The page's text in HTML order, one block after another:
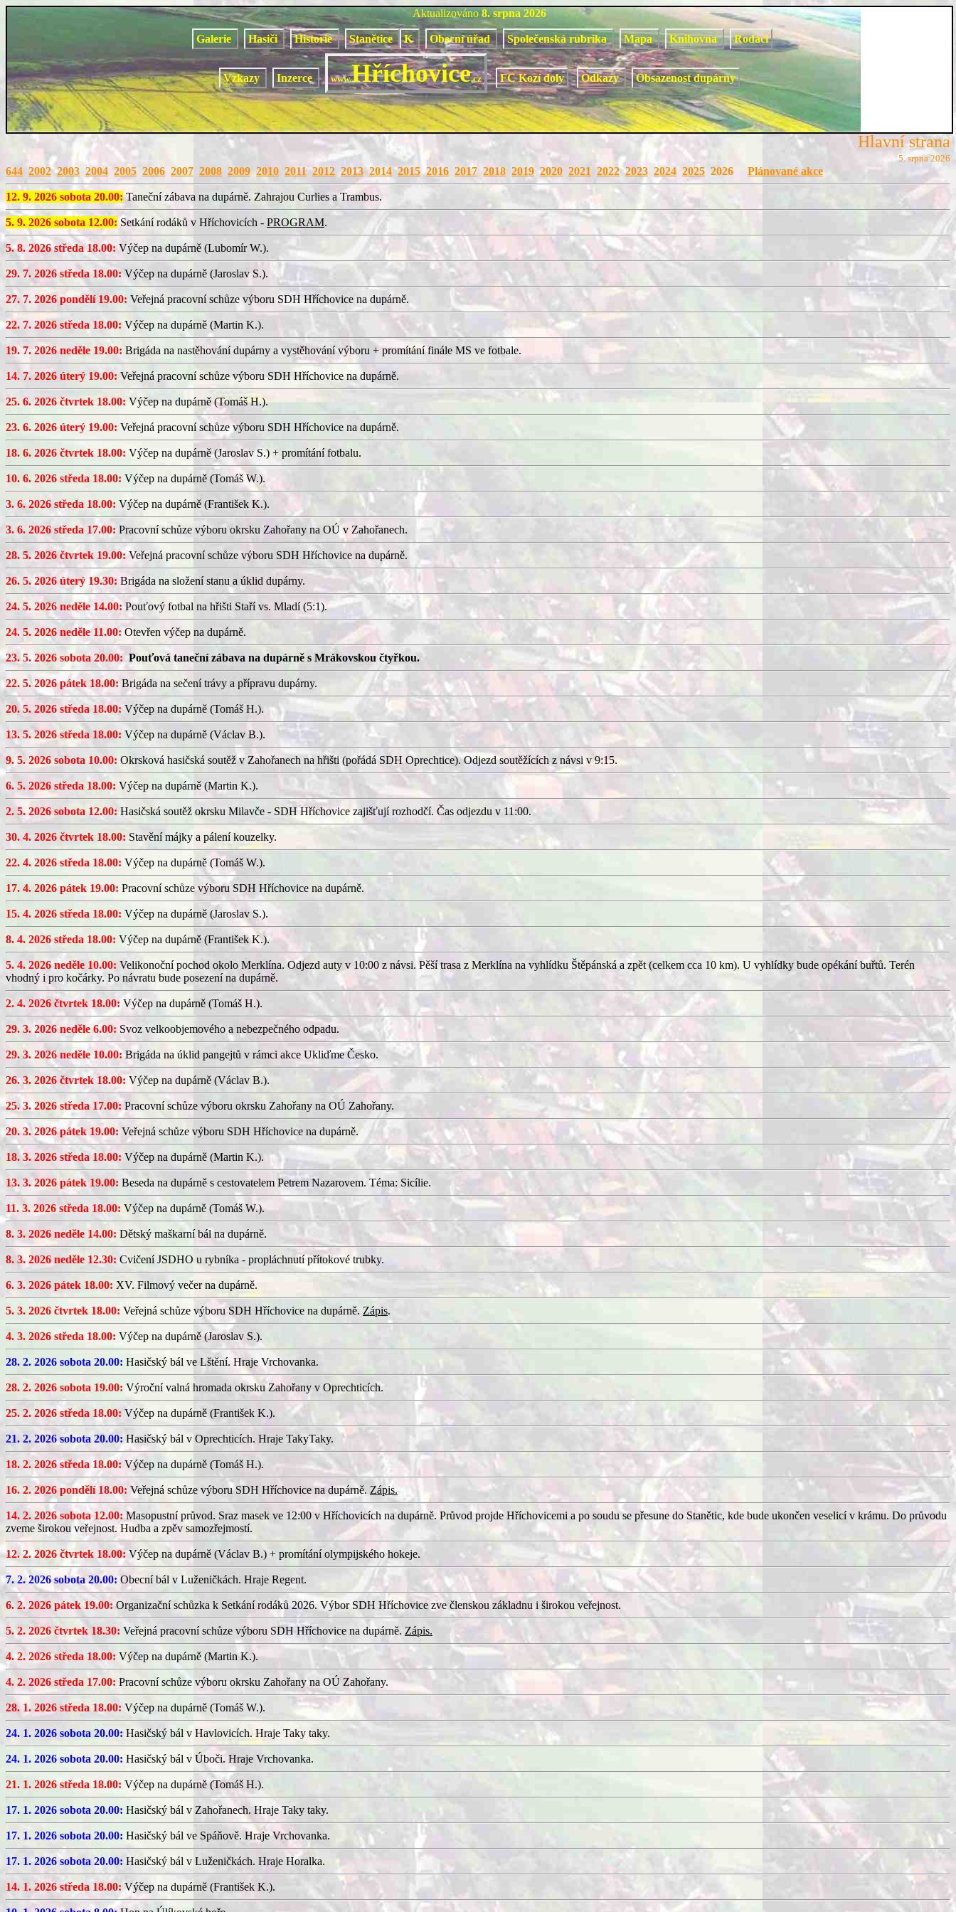
Aktualizováno 8. srpna 2026
Galerie Hasiči Historie Stanětice K Obecní úřad Společenská rubrika Mapa Knihovna Rodáci
Vzkazy Inzerce www.Hříchovice.cz FC Kozí doly Odkazy Obsazenost dupárny
Hlavní strana
5. srpna 2026
644 2002 2003 2004 2005 2006 2007 2008 2009 2010 2011 2012 2013 2014 2015 2016 2017 2018 2019 2020 2021 2022 2023 2024 2025 2026 Plánované akce
12. 9. 2026 sobota 20.00:Taneční zábava na dupárně. Zahrajou Curlies a Trambus.
5. 9. 2026 sobota 12.00: Setkání rodáků v Hříchovicích - PROGRAM.
5. 8. 2026 středa 18.00: Výčep na dupárně (Lubomír W.).
29. 7. 2026 středa 18.00: Výčep na dupárně (Jaroslav S.).
27. 7. 2026 pondělí 19.00: Veřejná pracovní schůze výboru SDH Hříchovice na dupárně.
22. 7. 2026 středa 18.00: Výčep na dupárně (Martin K.).
19. 7. 2026 neděle 19.00: Brigáda na nastěhování dupárny a vystěhování výboru + promítání finále MS ve fotbale.
14. 7. 2026 úterý 19.00: Veřejná pracovní schůze výboru SDH Hříchovice na dupárně.
25. 6. 2026 čtvrtek 18.00: Výčep na dupárně (Tomáš H.).
23. 6. 2026 úterý 19.00: Veřejná pracovní schůze výboru SDH Hříchovice na dupárně.
18. 6. 2026 čtvrtek 18.00: Výčep na dupárně (Jaroslav S.) + promítání fotbalu.
10. 6. 2026 středa 18.00: Výčep na dupárně (Tomáš W.).
3. 6. 2026 středa 18.00: Výčep na dupárně (František K.).
3. 6. 2026 středa 17.00: Pracovní schůze výboru okrsku Zahořany na OÚ v Zahořanech.
28. 5. 2026 čtvrtek 19.00:Veřejná pracovní schůze výboru SDH Hříchovice na dupárně.
26. 5. 2026 úterý 19.30: Brigáda na složení stanu a úklid dupárny.
24. 5. 2026 neděle 14.00:Pouťový fotbal na hřišti Staří vs. Mladí (5:1).
24. 5. 2026 neděle 11.00: Otevřen výčep na dupárně.
23. 5. 2026 sobota 20.00: Pouťová taneční zábava na dupárně s Mrákovskou čtyřkou.
22. 5. 2026 pátek 18.00: Brigáda na sečení trávy a přípravu dupárny.
20. 5. 2026 středa 18.00: Výčep na dupárně (Tomáš H.).
13. 5. 2026 středa 18.00: Výčep na dupárně (Václav B.).
9. 5. 2026 sobota 10.00: Okrsková hasičská soutěž v Zahořanech na hřišti (pořádá SDH Oprechtice). Odjezd soutěžících z návsi v 9:15.
6. 5. 2026 středa 18.00: Výčep na dupárně (Martin K.).
2. 5. 2026 sobota 12.00: Hasičská soutěž okrsku Milavče - SDH Hříchovice zajišťují rozhodčí. Čas odjezdu v 11:00.
30. 4. 2026 čtvrtek 18.00: Stavění májky a pálení kouzelky.
22. 4. 2026 středa 18.00: Výčep na dupárně (Tomáš W.).
17. 4. 2026 pátek 19.00: Pracovní schůze výboru SDH Hříchovice na dupárně.
15. 4. 2026 středa 18.00: Výčep na dupárně (Jaroslav S.).
8. 4. 2026 středa 18.00: Výčep na dupárně (František K.).
5. 4. 2026 neděle 10.00: Velikonoční pochod okolo Merklína. Odjezd auty v 10:00 z návsi. Pěší trasa z Merklína na vyhlídku Štěpánská a zpět (celkem cca 10 km). U vyhlídky bude opékání buřtů. Terén
vhodný i pro kočárky. Po návratu bude posezení na dupárně.
2. 4. 2026 čtvrtek 18.00: Výčep na dupárně (Tomáš H.).
29. 3. 2026 neděle 6.00: Svoz velkoobjemového a nebezpečného odpadu.
29. 3. 2026 neděle 10.00: Brigáda na úklid pangejtů v rámci akce Ukliďme Česko.
26. 3. 2026 čtvrtek 18.00: Výčep na dupárně (Václav B.).
25. 3. 2026 středa 17.00: Pracovní schůze výboru okrsku Zahořany na OÚ Zahořany.
20. 3. 2026 pátek 19.00: Veřejná schůze výboru SDH Hříchovice na dupárně.
18. 3. 2026 středa 18.00: Výčep na dupárně (Martin K.).
13. 3. 2026 pátek 19.00: Beseda na dupárně s cestovatelem Petrem Nazarovem. Téma: Sicílie.
11. 3. 2026 středa 18.00: Výčep na dupárně (Tomáš W.).
8. 3. 2026 neděle 14.00: Dětský maškarní bál na dupárně.
8. 3. 2026 neděle 12.30: Cvičení JSDHO u rybníka - propláchnutí přítokové trubky.
6. 3. 2026 pátek 18.00: XV. Filmový večer na dupárně.
5. 3. 2026 čtvrtek 18.00: Veřejná schůze výboru SDH Hříchovice na dupárně. Zápis.
4. 3. 2026 středa 18.00: Výčep na dupárně (Jaroslav S.).
28. 2. 2026 sobota 20.00: Hasičský bál ve Lštění. Hraje Vrchovanka.
28. 2. 2026 sobota 19.00: Výroční valná hromada okrsku Zahořany v Oprechticích.
25. 2. 2026 středa 18.00: Výčep na dupárně (František K.).
21. 2. 2026 sobota 20.00: Hasičský bál v Oprechticích. Hraje TakyTaky.
18. 2. 2026 středa 18.00: Výčep na dupárně (Tomáš H.).
16. 2. 2026 pondělí 18.00: Veřejná schůze výboru SDH Hříchovice na dupárně. Zápis.
14. 2. 2026 sobota 12.00: Masopustní průvod. Sraz masek ve 12:00 v Hříchovicích na dupárně. Průvod projde Hříchovicemi a po soudu se přesune do Stanětic, kde bude ukončen veselicí v krámu. Do průvodu
zveme širokou veřejnost. Hudba a zpěv samozřejmostí.
12. 2. 2026 čtvrtek 18.00: Výčep na dupárně (Václav B.) + promítání olympijského hokeje.
7. 2. 2026 sobota 20.00: Obecní bál v Luženičkách. Hraje Regent.
6. 2. 2026 pátek 19.00:Organizační schůzka k Setkání rodáků 2026. Výbor SDH Hříchovice zve členskou základnu i širokou veřejnost.
5. 2. 2026 čtvrtek 18.30: Veřejná pracovní schůze výboru SDH Hříchovice na dupárně. Zápis.
4. 2. 2026 středa 18.00: Výčep na dupárně (Martin K.).
4. 2. 2026 středa 17.00: Pracovní schůze výboru okrsku Zahořany na OÚ Zahořany.
28. 1. 2026 středa 18.00: Výčep na dupárně (Tomáš W.).
24. 1. 2026 sobota 20.00: Hasičský bál v Havlovicích. Hraje Taky taky.
24. 1. 2026 sobota 20.00: Hasičský bál v Úboči. Hraje Vrchovanka.
21. 1. 2026 středa 18.00: Výčep na dupárně (Tomáš H.).
17. 1. 2026 sobota 20.00: Hasičský bál v Zahořanech. Hraje Taky taky.
17. 1. 2026 sobota 20.00: Hasičský bál ve Spáňově. Hraje Vrchovanka.
17. 1. 2026 sobota 20.00: Hasičský bál v Luženičkách. Hraje Horalka.
14. 1. 2026 středa 18.00: Výčep na dupárně (František K.).